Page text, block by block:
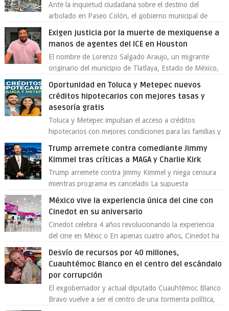
Ante la inquietud ciudadana sobre el destino del
arbolado en Paseo Colón, el gobierno municipal de
Exigen justicia por la muerte de mexiquense a
manos de agentes del ICE en Houston
El nombre de Lorenzo Salgado Araujo, un migrante
originario del municipio de Tlatlaya, Estado de México,
Oportunidad en Toluca y Metepec nuevos
créditos hipotecarios con mejores tasas y
asesoría gratis
Toluca y Metepec impulsan el acceso a créditos
hipotecarios con mejores condiciones para las familias y
Trump arremete contra comediante Jimmy
Kimmel tras críticas a MAGA y Charlie Kirk
Trump arremete contra Jimmy Kimmel y niega censura
mientras programa es cancelado La supuesta
México vive la experiencia única del cine con
Cinedot en su aniversario
Cinedot celebra 4 años revolucionando la experiencia
del cine en Méxic o En apenas cuatro años, Cinedot ha
demostrado que es posible reinve...
Desvío de recursos por 40 millones,
Cuauhtémoc Blanco en el centro del escándalo
por corrupción
El exgobernador y actual diputado Cuauhtémoc Blanco
Bravo vuelve a ser el centro de una tormenta política,